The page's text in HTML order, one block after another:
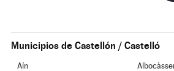
Municipios de Castellón / Castelló
Aín